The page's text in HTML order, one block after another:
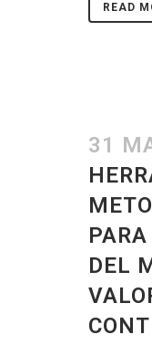
READ
31
DEL